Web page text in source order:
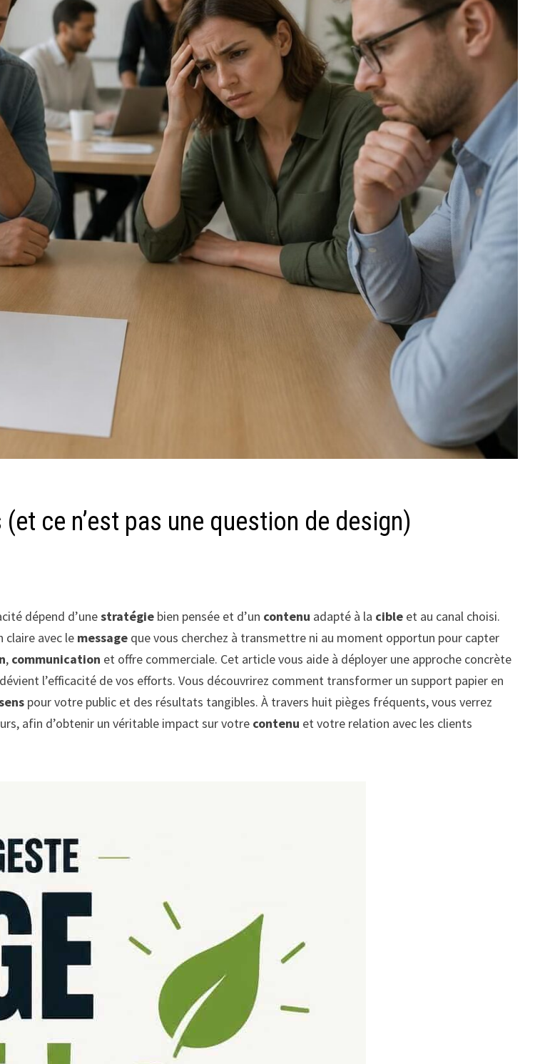
ce n’est pas une question de design)
dépend d’unestratégie bien pensée et d’un contenu adapté à la cible et au canal choisi.
claire avec le message que vous cherchez à transmettre ni au moment opportun pour capter
, communication et offre commerciale. Cet article vous aide à déployer une approche concrète
l’efficacité de vos efforts. Vous découvrirez comment transformer un support papier en
pour votre public et des résultats tangibles. À travers huit pièges fréquents, vous verrez
afin d’obtenir un véritable impact sur votre contenu et votre relation avec les clients